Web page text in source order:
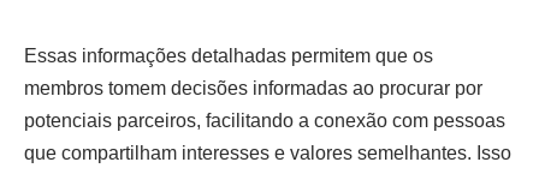
Essas informações detalhadas permitem que os
membros tomem decisões informadas ao procurar por
potenciais parceiros, facilitando a conexão com pessoas
que compartilham interesses e valores semelhantes. Isso